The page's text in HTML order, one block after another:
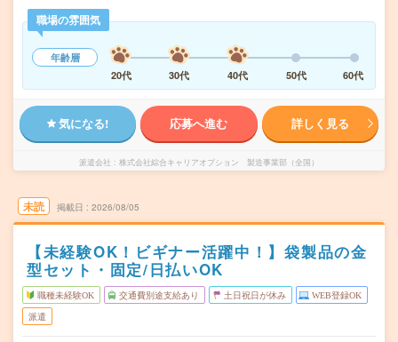
職場の雰囲気
年齢層
20代
30代 40代 50代 60代
気になる! 応募へ進む 詳しく見る
派遣会社 株式会社綜合キャリアオプション 製造事業部（全国）
未読 掲載日 2026/08/05
【未経験OK！ビギナー活躍中！】袋製品の金
型セット・固定/日払いOK
職種未経験OK 交通費別途支給あり 土日祝日が休み WEB登録OK
派遣